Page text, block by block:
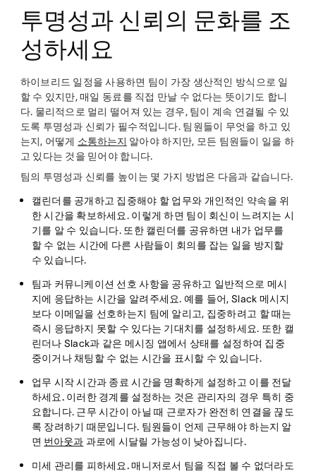
투명성과 신뢰의 문화를 조
성하세요
하이브리드 일정을 사용하면 팀이 가장 생산적인 방식으로 일
할 수 있지만, 매일 동료를 직접 만날 수 없다는 뜻이기도 합니
다. 물리적으로 멀리 떨어져 있는 경우, 팀이 계속 연결될 수 있
도록 투명성과 신뢰가 필수적입니다. 팀원들이 무엇을 하고 있
는지, 어떻게 소통하는지 알아야 하지만, 모든 팀원들이 일을 하
고 있다는 것을 믿어야 합니다.
팀의 투명성과 신뢰를 높이는 몇 가지 방법은 다음과 같습니다.
캘린더를 공개하고 집중해야 할 업무와 개인적인 약속을 위
한 시간을 확보하세요. 이렇게 하면 팀이 회신이 느려지는 시
기를 알 수 있습니다. 또한 캘린더를 공유하면 내가 업무를
할 수 없는 시간에 다른 사람들이 회의를 잡는 일을 방지할
수 있습니다.
팀과 커뮤니케이션 선호 사항을 공유하고 일반적으로 메시
지에 응답하는 시간을 알려주세요. 예를 들어, Slack 메시지
보다 이메일을 선호하는지 팀에 알리고, 집중하려고 할 때는
즉시 응답하지 못할 수 있다는 기대치를 설정하세요. 또한 캘
린더나 Slack과 같은 메시징 앱에서 상태를 설정하여 집중
중이거나 채팅할 수 없는 시간을 표시할 수 있습니다.
업무 시작 시간과 종료 시간을 명확하게 설정하고 이를 전달
하세요.이러한 경계를 설정하는 것은 관리자의 경우 특히 중
요합니다. 근무 시간이 아닐 때 근로자가 완전히 연결을 끊도
록 장려하기 때문입니다. 팀원들이 언제 근무해야 하는지 알
면 번아웃과 과로에 시달릴 가능성이 낮아집니다.
미세 관리를 피하세요.매니저로서 팀을 직접 볼 수 없더라도